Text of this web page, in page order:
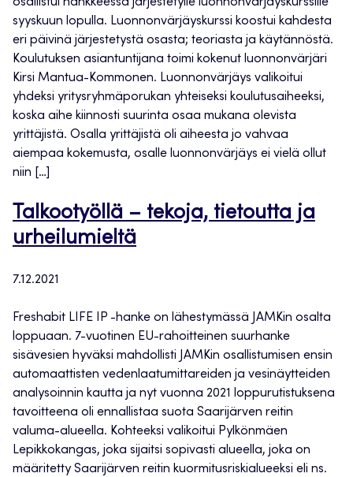
osallistui hankkeessa järjestetylle luonnonvärjäyskurssille
syyskuun lopulla. Luonnonvärjäyskurssi koostui kahdesta
eri päivinä järjestetystä osasta; teoriasta ja käytännöstä.
Koulutuksen asiantuntijana toimi kokenut luonnonvärjäri
Kirsi Mantua-Kommonen. Luonnonvärjäys valikoitui
yhdeksi yritysryhmäporukan yhteiseksi koulutusaiheeksi,
koska aihe kiinnosti suurinta osaa mukana olevista
yrittäjistä. Osalla yrittäjistä oli aiheesta jo vahvaa
aiempaa kokemusta, osalle luonnonvärjäys ei vielä ollut
niin […]
Talkootyöllä – tekoja, tietoutta ja
urheilumieltä
7.12.2021
Freshabit LIFE IP -hanke on lähestymässä JAMKin osalta
loppuaan. 7-vuotinen EU-rahoitteinen suurhanke
sisävesien hyväksi mahdollisti JAMKin osallistumisen ensin
automaattisten vedenlaatumittareiden ja vesinäytteiden
analysoinnin kautta ja nyt vuonna 2021 loppurutistuksena
tavoitteena oli ennallistaa suota Saarijärven reitin
valuma-alueella. Kohteeksi valikoitui Pylkönmäen
Lepikkokangas, joka sijaitsi sopivasti alueella, joka on
määritetty Saarijärven reitin kuormitusriskialueeksi eli ns.